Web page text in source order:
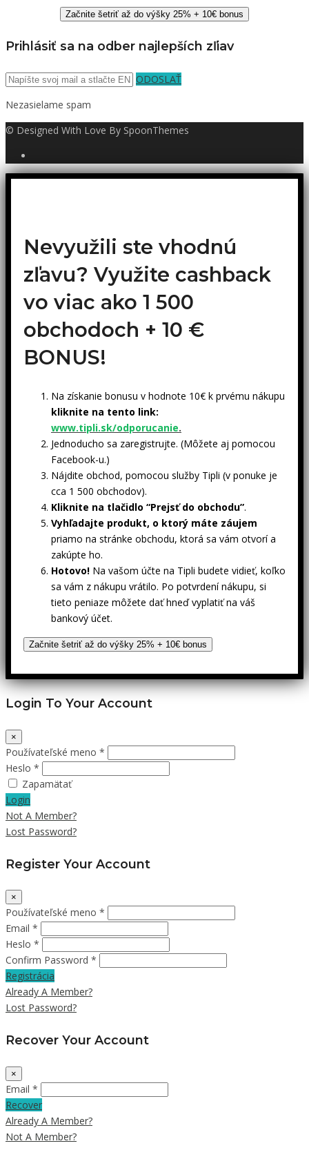
Začnite šetriť až do výšky 25% + 10€ bonus
Prihlásiť sa na odber najlepších zľiav
ODOSLAŤ
Nezasielame spam
© Designed With Love By SpoonThemes
Nevyužili ste vhodnú
zľavu? Využite cashback
vo viac ako 1 500
obchodoch + 10 €
BONUS!
Na získanie bonusu v hodnote 10€ k prvému nákupu
kliknite na tento link:
www.tipli.sk/odporucanie.
Jednoducho sa zaregistrujte. (Môžete aj pomocou
Facebook-u.)
Nájdite obchod, pomocou služby Tipli (v ponuke je
cca 1 500 obchodov).
Kliknite na tlačidlo “Prejsť do obchodu”.
Vyhľadajte produkt, o ktorý máte záujem
priamo na stránke obchodu, ktorá sa vám otvorí a
zakúpte ho.
Hotovo! Na vašom účte na Tipli budete vidieť, koľko
sa vám z nákupu vrátilo. Po potvrdení nákupu, si
tieto peniaze môžete dať hneď vyplatiť na váš
bankový účet.
Začnite šetriť až do výšky 25% + 10€ bonus
Login To Your Account
×
Používateľské meno *
Heslo *
Zapamätať
Login
Not A Member?
Lost Password?
Register Your Account
×
Používateľské meno *
Email *
Heslo *
Confirm Password *
Registrácia
Already A Member?
Lost Password?
Recover Your Account
×
Email *
Recover
Already A Member?
Not A Member?